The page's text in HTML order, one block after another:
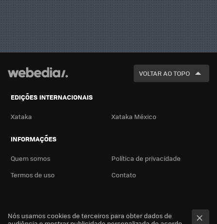
VOLTAR AO TOPO
EDIÇÕES INTERNACIONAIS
Xataka Xataka México
INFORMAÇÕES
Quem somos
Política de privacidade
Termos de uso
Contato
Nós usamos cookies de terceiros para obter dados de